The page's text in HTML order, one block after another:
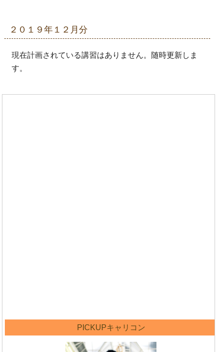
２０１９年１２月分
現在計画されている講習はありません。随時更新しま
す。
PICKUPキャリコン